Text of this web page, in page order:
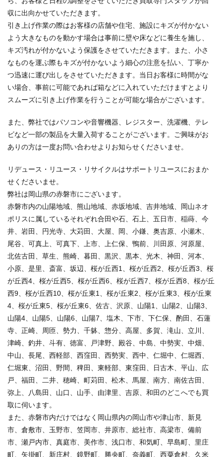
収に出向かせていただきます。
引き上げ作業の際はお客様の店舗や住宅、施設にキズが付かない
よう大きなものを動かす場合は事前に壁や床などに養生を施し、
キズ汚れが付かないよう保護をさせていただきます。また、小さ
なものを運ぶ際もキズが付かないよう細心の注意を払い、丁寧か
つ迅速に運び出しをさせていただきます。当日お客様に時間がな
い場合、事前に可能であれば箱などに入れていただけますとより
スムーズに引き上げ作業を行うことが可能な場合がございます。
また、弊社ではパソコンや音響機器、レジスター、洗濯機、テレ
ビなど一部の製品を大量入荷することがございます。ご興味がお
ありの方は一度お問い合わせよりお知らせくださいませ。
リデュース・リユース・リサイクルはサポートリユースにおまか
せくださいませ。
弊社は岡山県の赤磐市にございます。
赤磐市内の山陽地域、熊山地域、赤坂地域、吉井地域、岡山ネオ
ポリスに属しているそれぞれ合田や石、石上、五日市、稲蒔、今
井、岩田、円光寺、大苅田、大屋、岡、小鎌、奥吉原、小瀬木、
尾谷、可真上、可真下、上市、上仁保、鴨前、川田原、河原屋、
北佐古田、草生、熊崎、暮田、黒沢、黒本、光木、神田、河本、
小原、是里、斎富、坂辺、桜が丘西1、桜が丘西2、桜が丘西3、桜
が丘西4、桜が丘西5、桜が丘西6、桜が丘西7、桜が丘西8、桜が丘
西9、桜が丘西10、桜が丘東1、桜が丘東2、桜が丘東3、桜が丘東
4、桜が丘東5、桜が丘東6、佐古、沢原、山陽1、山陽2、山陽3、
山陽4、山陽5、山陽6、山陽7、塩木、下市、下仁保、酌田、石蓮
寺、正崎、周匝、勢力、千躰、惣分、高屋、多賀、滝山、立川、
津崎、釣井、斗有、徳富、戸津野、殿谷、中島、中勢実、中畑、
中山、長尾、西軽部、西窪田、西勢実、西中、仁堀中、仁堀西、
仁堀東、沼田、野間、稗田、東軽部、東窪田、日古木、平山、広
戸、福田、二井、穂崎、町苅田、松木、馬屋、南方、南佐古田、
弥上、八島田、山口、山手、由津里、吉原、和田のどこへでも買
取に伺います。
また、赤磐市内だけではなく岡山県内の岡山市や津山市、新見
市、倉敷市、玉野市、笠岡市、井原市、総社市、高梁市、備前
市、瀬戸内市、真庭市、美作市、浅口市、和気町、早島町、里庄
町、矢掛町、新庄村、鏡野町、勝央町、奈義町、西粟倉村、久米